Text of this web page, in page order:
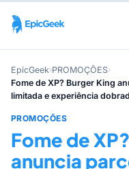
EpicGeek›PROMOÇÕES›
Fome de XP? Burger King
limitada e experiência
PROMOÇÕES
Fome de
anuncia